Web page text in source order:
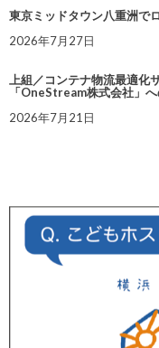
東京ミッドタウン八重洲で
2026年7月27日
上組／コンテナ物流最適化
「OneStream株式会社」
2026年7月21日